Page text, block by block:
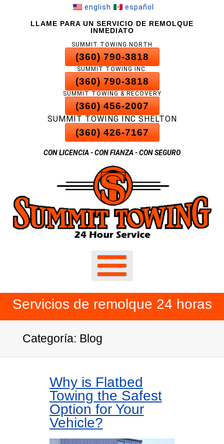
Saltar
english español
LLAME PARA UN SERVICIO DE REMOLQUE
INMEDIATO
SUMMIT TOWING NORTH
(360) 790-3818
SUMMIT TOWING INC.
(360) 790-3818
SUMMIT TOWING & RECOVERY
(360) 456-2007
SUMMIT TOWING INC SHELTON
(360) 426-7167
CON LICENCIA - CON FIANZA - CON SEGURO
Servicios de remolque 24 horas
Categoría: Blog
Why is Flatbed
Towing the Safest
Option for Your
Vehicle?